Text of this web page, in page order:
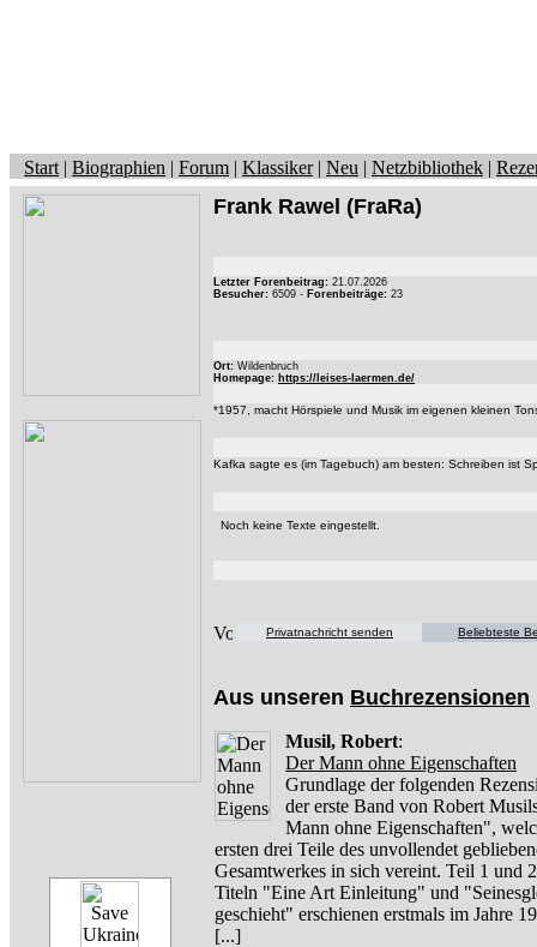
Start | Biographien | Forum | Klassiker| Neu | Netzbibliothek |
Frank Rawel (FraRa)
Letzter Forenbeitrag: 21.07.2026
Besucher: 6509 - Forenbeiträge: 23
Ort: Wildenbruch
Homepage: https://leises-laermen.de/
*1957, macht Hörspiele und Musik im eigenen kleinen
Kafka sagte es (im Tagebuch) am besten: Schreiben ist
Noch keine Texte eingestellt.
Privatnachricht senden Beliebteste
Aus unseren Buchrezensionen
Musil, Robert:
Der Mann ohne Eigenschaften
Grundlage der folgenden
der erste Band von Robert
Mann ohne Eigenschaften",
ersten drei Teile des unvollendet
Gesamtwerkes in sich vereint. Teil 1 und
Titeln "Eine Art Einleitung" und
geschieht" erschienen erstmals im Jahre
[...]